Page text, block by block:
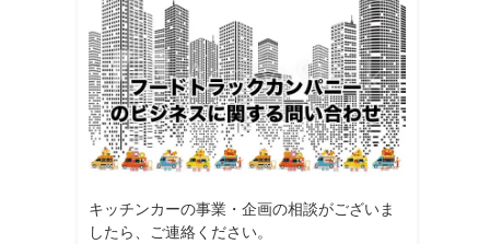
キッチンカーの事業・企画の相談がございま
したら、ご連絡ください。